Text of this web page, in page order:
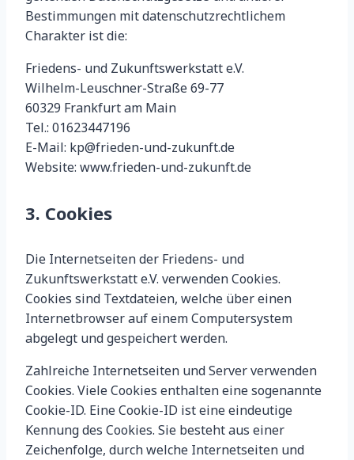
Bestimmungen mit datenschutzrechtlichem
Charakter ist die:
Friedens- und Zukunftswerkstatt e.V.
Wilhelm-Leuschner-Straße 69-77
60329 Frankfurt am Main
Tel.: 01623447196
E-Mail: kp@frieden-und-zukunft.de
Website: www.frieden-und-zukunft.de
3. Cookies
Die Internetseiten der Friedens- und
Zukunftswerkstatt e.V. verwenden Cookies.
Cookies sind Textdateien, welche über einen
Internetbrowser auf einem Computersystem
abgelegt und gespeichert werden.
Zahlreiche Internetseiten und Server verwenden
Cookies. Viele Cookies enthalten eine sogenannte
Cookie-ID. Eine Cookie-ID ist eine eindeutige
Kennung des Cookies. Sie besteht aus einer
Zeichenfolge, durch welche Internetseiten und